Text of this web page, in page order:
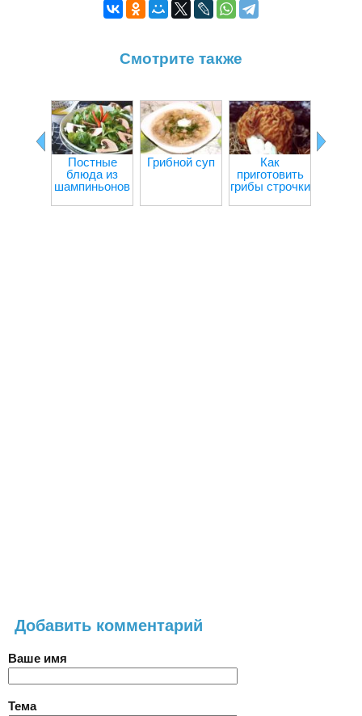
Смотрите также
Постные
блюда из
шампиньонов
Грибной суп
Как
приготовить
грибы строчки
Добавить комментарий
Ваше имя
Тема